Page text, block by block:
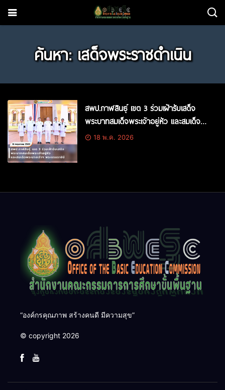
ค้นหา: เสด็จพระราชดำเนิน
สพป.กาฬสินธุ์ เขต 3 ร่วมเฝ้ารับเสด็จ
พระบาทสมเด็จพระเจ้าอยู่หัว และสมเด็จ
พระนางเจ้าฯ พระบรมราชินี
18 พ.ค. 2026
“องค์กรคุณภาพ สร้างคนดี มีความสุข”
© copyright 2026